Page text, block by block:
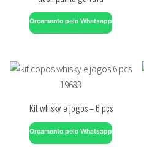
Orçamento pelo Whatsapp
Kit whisky e jogos – 6 pçs
Orçamento pelo Whatsapp